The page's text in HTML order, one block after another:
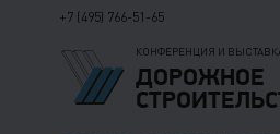
КОНФЕРЕНЦИЯ И
+7 (495) 766-51-65
ДОРОЖНОЕ